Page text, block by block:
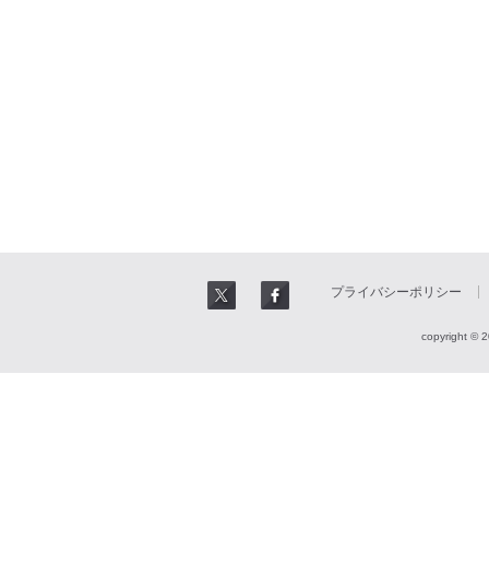
プライバシーポリシー
copyright ©